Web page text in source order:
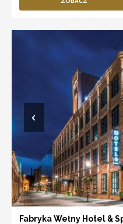
Fabryka Wełny Hotel &